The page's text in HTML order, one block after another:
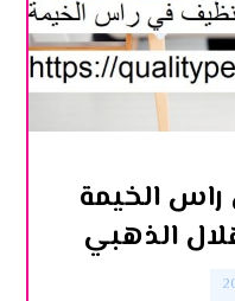
الخيمة